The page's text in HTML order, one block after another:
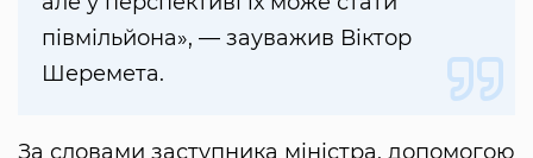
півмільйона», — зауважив Віктор
Шеремета.
За словами заступника міністра, допомогою